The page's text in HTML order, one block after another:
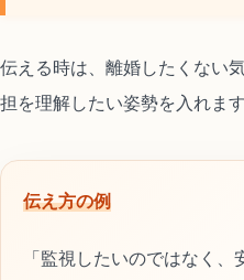
伝える時は、離婚したくない
担を理解したい姿勢を入れます
伝え方の例
「監視したいのではなく